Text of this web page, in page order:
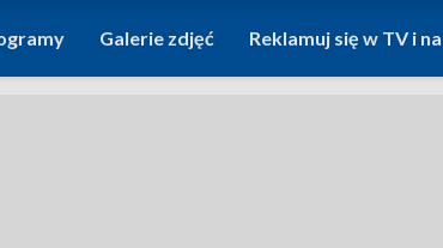
Galerie zdjęć Reklamuj się w TV i